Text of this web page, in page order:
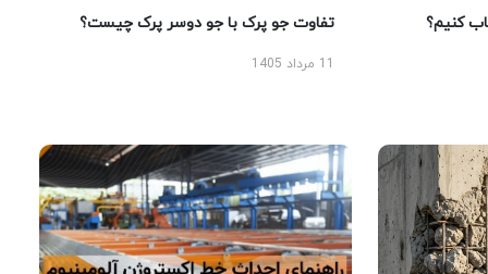
کنیم؟ تفاوت جو پرک با جو دوسر پرک چیست؟